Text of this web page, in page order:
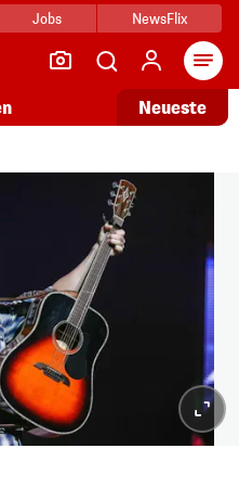
Jobs NewsFlix
Neueste